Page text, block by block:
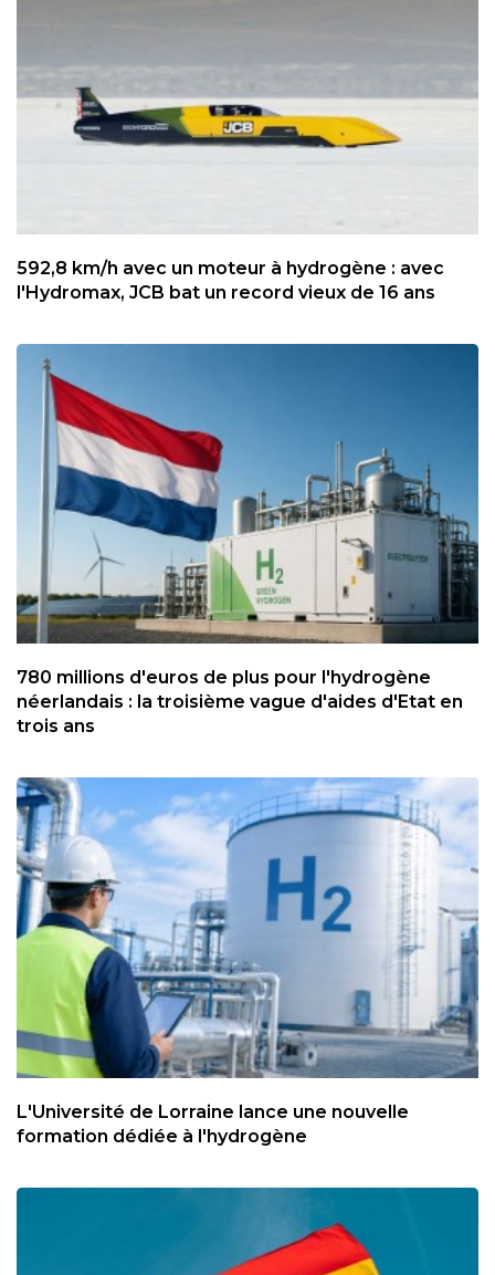
592,8 km/h avec un moteur à hydrogène : avec
l'Hydromax, JCB bat un record vieux de 16 ans
780 millions d'euros de plus pour l'hydrogène
néerlandais : la troisième vague d'aides d'Etat en
trois ans
L'Université de Lorraine lance une nouvelle
formation dédiée à l'hydrogène